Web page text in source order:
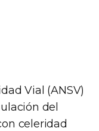
Vial (ANSV)
del
celeridad